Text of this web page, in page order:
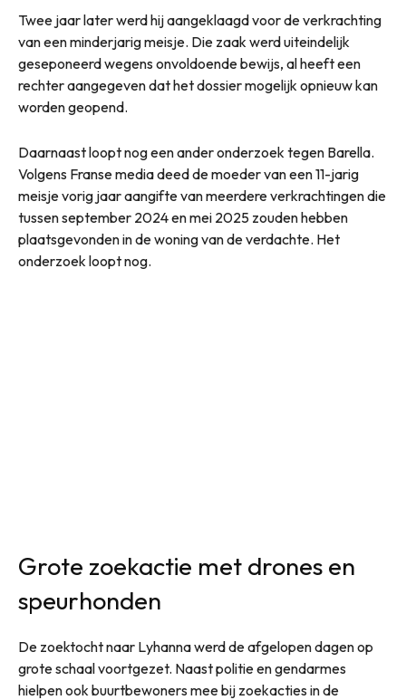
Twee jaar later werd hij aangeklaagd voor de verkrachting
van een minderjarig meisje. Die zaak werd uiteindelijk
geseponeerd wegens onvoldoende bewijs, al heeft een
rechter aangegeven dat het dossier mogelijk opnieuw kan
worden geopend.
Daarnaast loopt nog een ander onderzoek tegen Barella.
Volgens Franse media deed de moeder van een 11-jarig
meisje vorig jaar aangifte van meerdere verkrachtingen die
tussen september 2024 en mei 2025 zouden hebben
plaatsgevonden in de woning van de verdachte. Het
onderzoek loopt nog.
Grote zoekactie met drones en
speurhonden
De zoektocht naar Lyhanna werd de afgelopen dagen op
grote schaal voortgezet. Naast politie en gendarmes
hielpen ook buurtbewoners mee bij zoekacties in de